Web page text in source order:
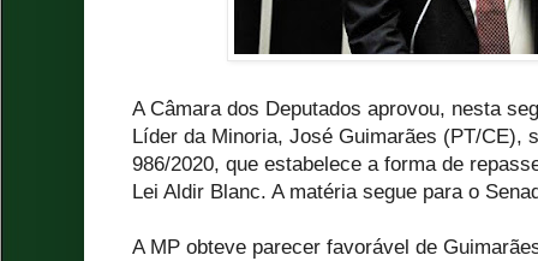
A Câmara dos Deputados aprovou, nesta
Líder da Minoria, José Guimarães (PT/CE),
986/2020, que estabelece a forma de
Lei Aldir Blanc. A matéria segue para o
A MP obteve parecer favorável de